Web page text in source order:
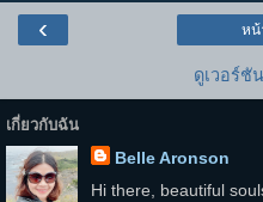
‹ หน้
ดูเวอร์ชั
เกี่ยวกับฉัน
Belle Aronson
Hi there, beautiful